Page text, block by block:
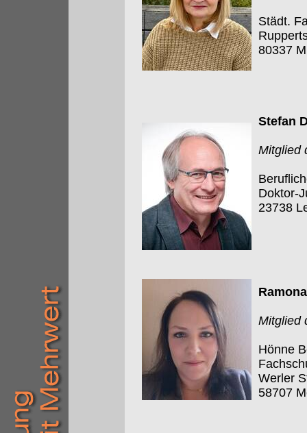
Städt.
80337
Stefan
Mitglied
Doktor-
23738
Mitglied
Hönne
Werler
58707